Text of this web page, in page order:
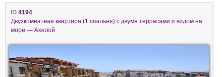
ID 4194
Двухкомнатная квартира (1 спальня) с двумя террасами и видом на
море — Ахелой